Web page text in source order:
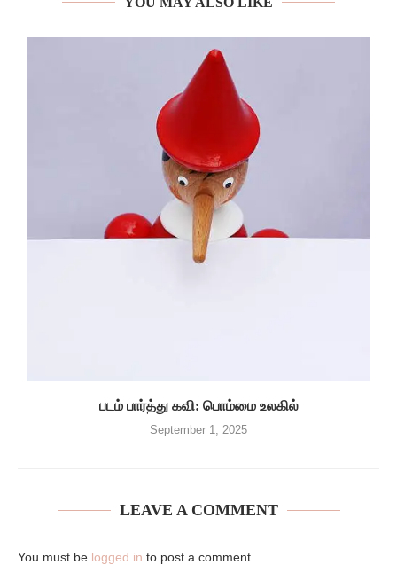
படம் பார்த்து கவி: பொம்மை உலகில்
September 1, 2025
LEAVE A COMMENT
You must be logged in to post a comment.